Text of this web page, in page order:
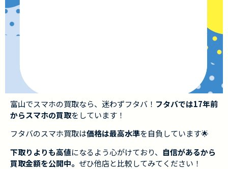
富山でスマホの買取なら、迷わずフタバ！ フタバでは17年前
からスマホの買取をしています！
フタバのスマホ買取は価格は最高水準を自負しています🌟
下取りよりも高値になるよう心がけており、 自信があるから
買取金額を公開中。 ぜひ他店と比較してみてください！